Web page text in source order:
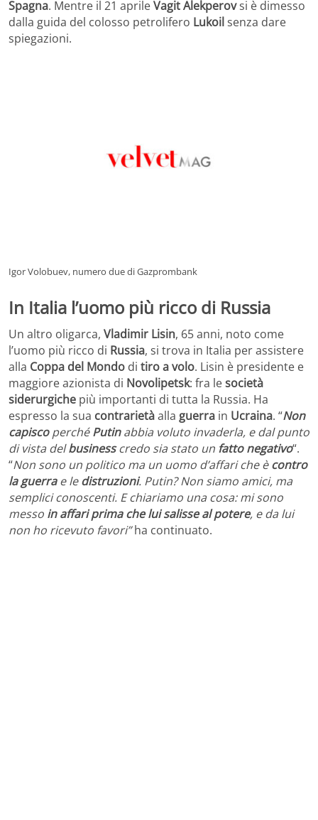
Spagna. Mentre il 21 aprileVagit Alekperovsi è dimesso
dalla guida del colosso petrolifero Lukoil senza dare
spiegazioni.
Igor Volobuev, numero due di Gazprombank
In Italia l’uomo più ricco di Russia
Un altro oligarca, Vladimir Lisin, 65 anni, noto come
l’uomo più ricco di Russia, si trova in Italia per assistere
alla Coppa del Mondo di tiro a volo. Lisin è presidente e
maggiore azionista di Novolipetsk: fra lesocietà
siderurgiche più importanti di tutta la Russia. Ha
espresso la sua contrarietàalla guerra in Ucraina. “Non
capiscoperchéPutinabbia voluto invaderla, e dal punto
di vista delbusinesscredo sia stato un fatto negativo“.
“Non sono un politico ma un uomo d’affari che ècontro
la guerrae ledistruzioni. Putin? Non siamo amici, ma
semplici conoscenti. E chiariamo una cosa: mi sono
messo in affari prima che lui salisse al potere, e da lui
non ho ricevuto favori”ha continuato.